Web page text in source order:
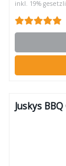
inkl. 19%
Juskys